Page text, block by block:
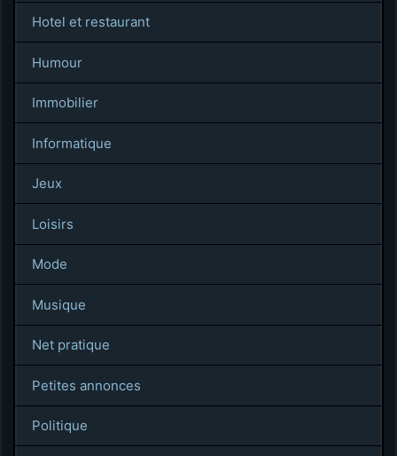
Hotel et restaurant
Humour
Immobilier
Informatique
Jeux
Loisirs
Mode
Musique
Net pratique
Petites annonces
Politique